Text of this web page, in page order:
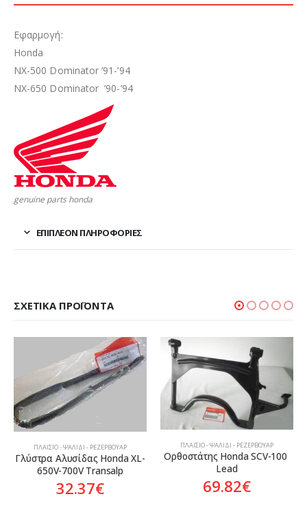
Εφαρμογή:
Honda
NX-500 Dominator ’91-’94
NX-650 Dominator ’90-’94
genuine parts honda
ΕΠΙΠΛΈΟΝ ΠΛΗΡΟΦΟΡΊΕΣ
ΣΧΕΤΙΚΆ ΠΡΟΪΌΝΤΑ
ΠΛΑΊΣΙΟ - ΨΑΛΊΔΙ - ΡΕΖΕΡΒΟΥΆΡ
Γλύστρα Αλυσίδας Honda XL-
650V-700V Transalp
32.37€
ΠΛΑΊΣΙΟ - ΨΑΛΊΔΙ - ΡΕΖΕΡΒΟΥΆΡ
Ορθοστάτης Honda SCV-100
Lead
69.82€